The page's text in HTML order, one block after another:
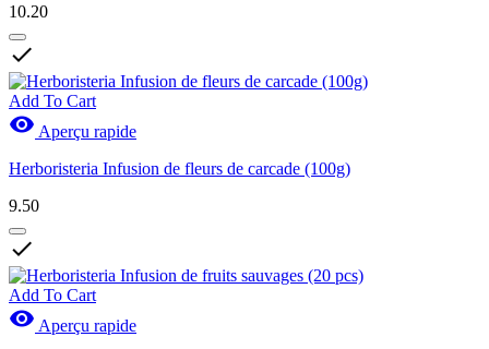
10.20

Add To Cart
 Aperçu rapide
Herboristeria Infusion de fleurs de carcade (100g)
9.50

Add To Cart
 Aperçu rapide